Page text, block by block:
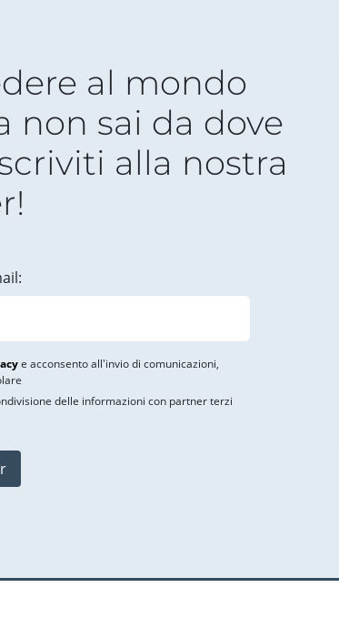
al mondo
non sai da dove
alla nostra
e acconsento all'invio di comunicazioni,
delle informazioni con partner terzi